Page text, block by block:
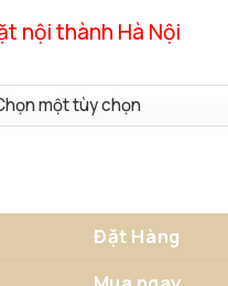
nội thành Hà Nội
Trừu Tượng số lượng
Đặt Hàng